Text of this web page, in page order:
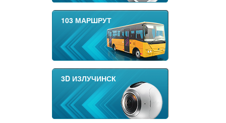
103 МАРШРУТ
3D ИЗЛУЧИНСК